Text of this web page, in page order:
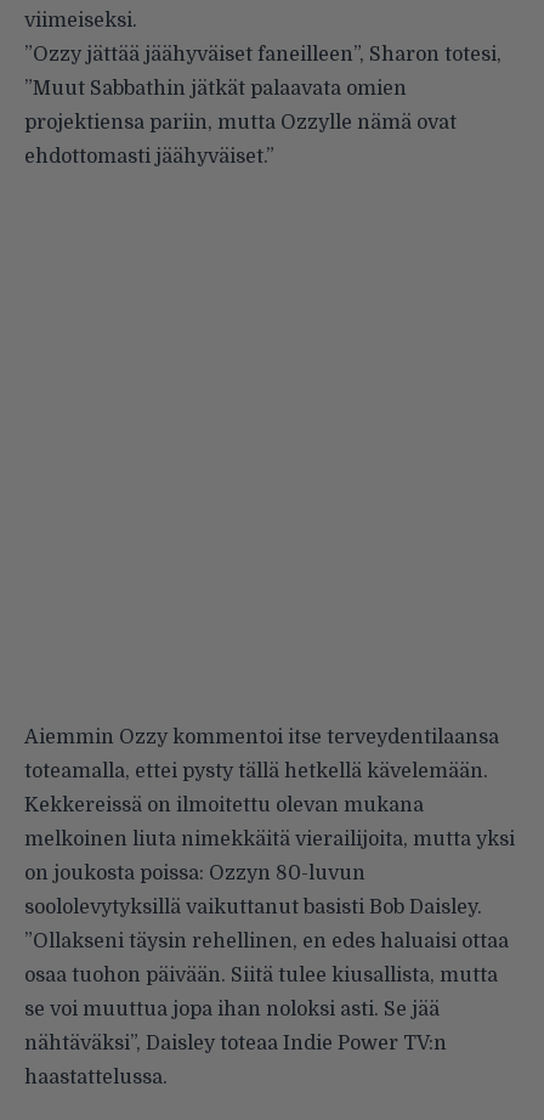
viimeiseksi.
”Ozzy jättää jäähyväiset faneilleen”, Sharon totesi,
”Muut Sabbathin jätkät palaavata omien
projektiensa pariin, mutta Ozzylle nämä ovat
ehdottomasti jäähyväiset.”
Aiemmin Ozzy kommentoi itse terveydentilaansa
toteamalla, ettei pysty tällä hetkellä kävelemään.
Kekkereissä on ilmoitettu olevan mukana
melkoinen liuta nimekkäitä vierailijoita, mutta yksi
on joukosta poissa: Ozzyn 80-luvun
soololevytyksillä vaikuttanut basisti Bob Daisley.
”Ollakseni täysin rehellinen, en edes haluaisi ottaa
osaa tuohon päivään. Siitä tulee kiusallista, mutta
se voi muuttua jopa ihan noloksi asti. Se jää
nähtäväksi”, Daisley toteaa Indie Power TV:n
haastattelussa.